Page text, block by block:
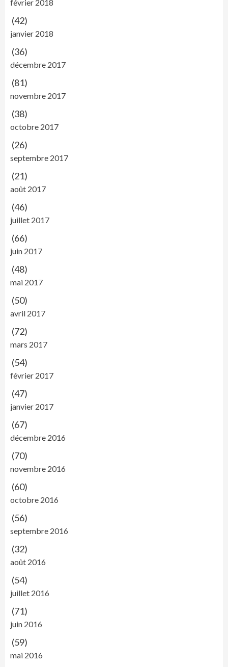
février 2018
(42)
janvier 2018
(36)
décembre 2017
(81)
novembre 2017
(38)
octobre 2017
(26)
septembre 2017
(21)
août 2017
(46)
juillet 2017
(66)
juin 2017
(48)
mai 2017
(50)
avril 2017
(72)
mars 2017
(54)
février 2017
(47)
janvier 2017
(67)
décembre 2016
(70)
novembre 2016
(60)
octobre 2016
(56)
septembre 2016
(32)
août 2016
(54)
juillet 2016
(71)
juin 2016
(59)
mai 2016